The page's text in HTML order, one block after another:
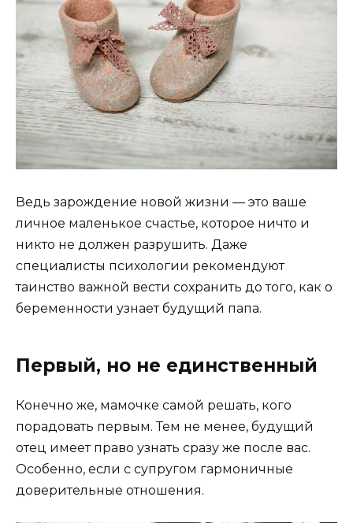
Ведь зарождение новой жизни — это ваше
личное маленькое счастье, которое ничто и
никто не должен разрушить. Даже
специалисты психологии рекомендуют
таинство важной вести сохранить до того, как о
беременности узнает будущий папа.
Первый, но не единственный
Конечно же, мамочке самой решать, кого
порадовать первым. Тем не менее, будущий
отец имеет право узнать сразу же после вас.
Особенно, если с супругом гармоничные
доверительные отношения.